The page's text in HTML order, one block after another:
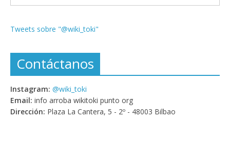
Tweets sobre "@wiki_toki"
Contáctanos
Instagram: @wiki_toki
Email: info arroba wikitoki punto org
Dirección: Plaza La Cantera, 5 - 2º - 48003 Bilbao